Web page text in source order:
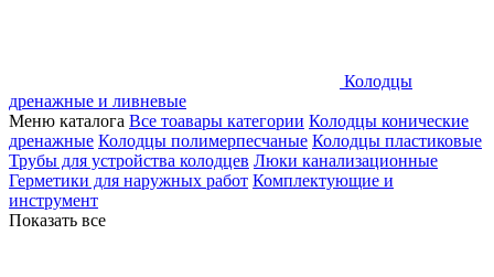
Колодцы
дренажные и ливневые
Меню каталога Все тоавары категории Колодцы конические
дренажные Колодцы полимерпесчаные Колодцы пластиковые
Трубы для устройства колодцев Люки канализационные
Герметики для наружных работ Комплектующие и
инструмент
Показать все